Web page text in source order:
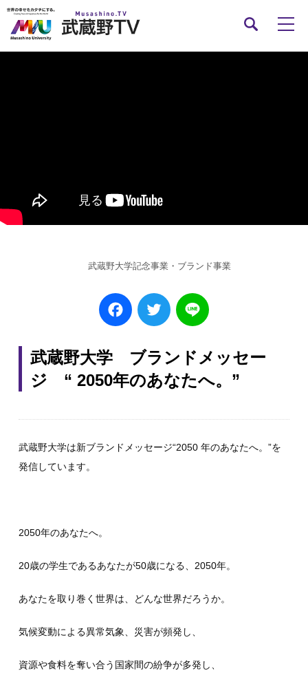
武蔵野大学記念事業・ブランド事業
Facebook
Twitter
武蔵野大学 ブランドメッセー
ジ “ 2050年のあなたへ。”
武蔵野大学は新ブランドメッセージ“2050 年のあなたへ。”を
発信しています。
2050年のあなたへ。
20歳の学生であるあなたが50歳になる、2050年。
あなたを取り巻く世界は、どんな世界だろうか。
気候変動による異常気象、災害が頻発し、
資源や食料を奪い合う国家間の紛争が多発し、